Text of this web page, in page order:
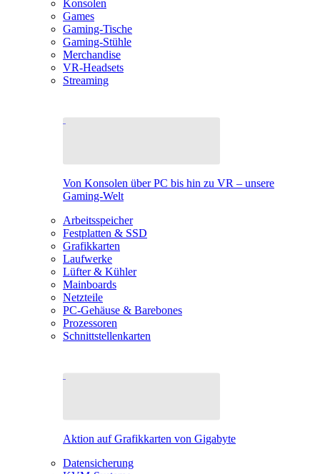
Konsolen
Games
Gaming-Tische
Gaming-Stühle
Merchandise
VR-Headsets
Streaming
Von Konsolen über PC bis hin zu VR – unsere
Gaming-Welt
Arbeitsspeicher
Festplatten & SSD
Grafikkarten
Laufwerke
Lüfter & Kühler
Mainboards
Netzteile
PC-Gehäuse & Barebones
Prozessoren
Schnittstellenkarten
Aktion auf Grafikkarten von Gigabyte
Datensicherung